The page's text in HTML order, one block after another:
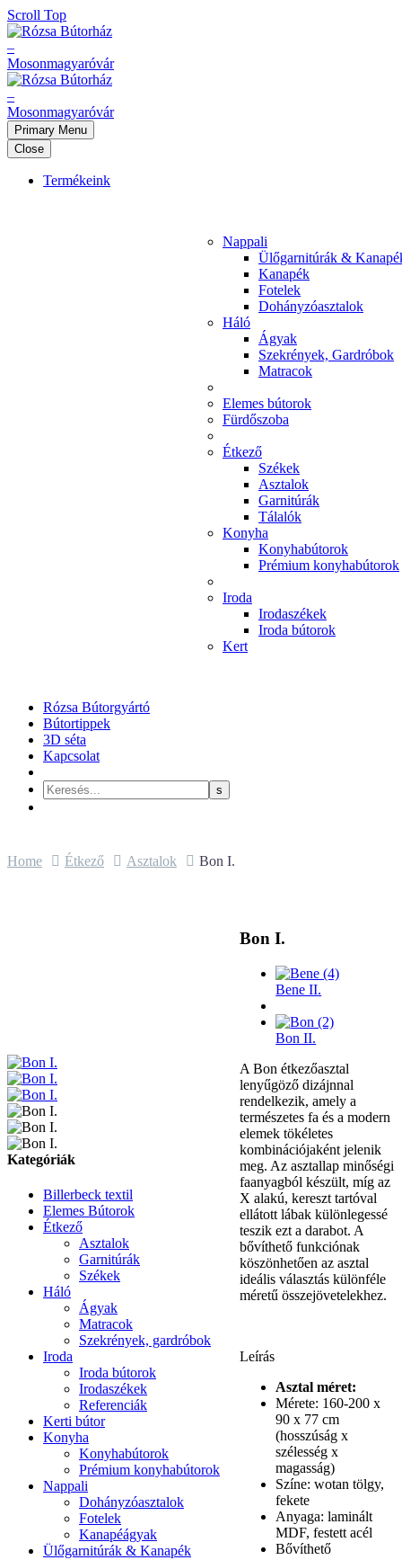
Scroll Top
Primary Menu
Close
Termékeink
Nappali
Ülőgarnitúrák &
Kanapék
Fotelek
Dohányzóasztalok
Háló
Ágyak
Szekrények, Gardróbok
Matracok
Elemes bútorok
Fürdőszoba
Étkező
Székek
Asztalok
Garnitúrák
Tálalók
Konyha
Konyhabútorok
Prémium konyhabútorok
Iroda
Irodaszékek
Iroda bútorok
Kert
Rózsa Bútorgyártó
Bútortippek
3D séta
Kapcsolat
Home Étkező Asztalok Bon I.
Bon I.
Bene II.
Bon II.
A Bon étkezőasztal
lenyűgöző dizájnnal
rendelkezik, amely a
természetes fa és a modern
elemek tökéletes
kombinációjaként jelenik
meg. Az asztallap minőségi
faanyagból készült, míg az
X alakú, kereszt tartóval
ellátott lábak különlegessé
teszik ezt a darabot. A
bővíthető funkciónak
köszönhetően az asztal
ideális választás különféle
méretű összejövetelekhez.
Leírás
Asztal méret:
Mérete: 160-200 x
90 x 77 cm
(hosszúság x
szélesség x
magasság)
Színe: wotan tölgy,
fekete
Anyaga: laminált
MDF, festett acél
Bővíthető
Kategóriák
Billerbeck textil
Elemes Bútorok
Étkező
Asztalok
Garnitúrák
Székek
Háló
Ágyak
Matracok
Szekrények, gardróbok
Iroda
Iroda bútorok
Irodaszékek
Referenciák
Kerti bútor
Konyha
Konyhabútorok
Prémium konyhabútorok
Nappali
Dohányzóasztalok
Fotelek
Kanapéágyak
Ülőgarnitúrák & Kanapék